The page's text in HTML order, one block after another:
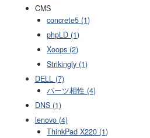
CMS
concrete5 (1)
phpLD (1)
Xoops (2)
Strikingly (1)
DELL (7)
パーツ相性 (4)
DNS (1)
lenovo (4)
ThinkPad X220 (1)